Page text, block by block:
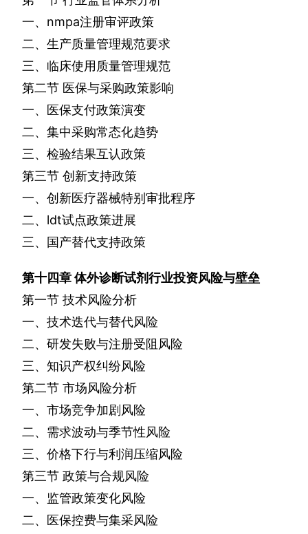
一、 nmpa注册审评政策
二、生产质量管理规范要求
三、临床使用质量管理规范
第二节 医保与采购政策影响
一、医保支付政策演变
二、集中采购常态化趋势
三、检验结果互认政策
第三节 创新支持政策
一、创新医疗器械特别审批程序
二、 ldt试点政策进展
三、国产替代支持政策
第十四章体外诊断试剂行业投资风险与壁垒
第一节 技术风险分析
一、技术迭代与替代风险
二、研发失败与注册受阻风险
三、知识产权纠纷风险
第二节 市场风险分析
一、市场竞争加剧风险
二、需求波动与季节性风险
三、价格下行与利润压缩风险
第三节 政策与合规风险
一、监管政策变化风险
二、医保控费与集采风险